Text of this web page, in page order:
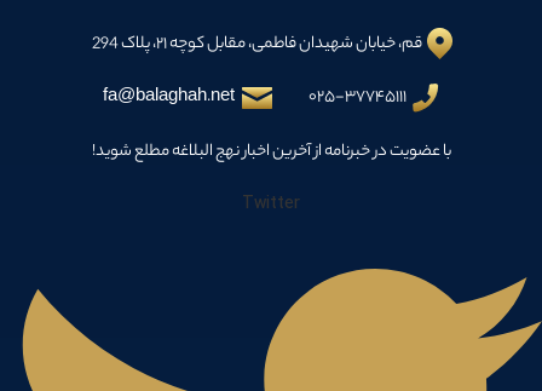
قم، خیابان شهیدان فاطمی، مقابل کوچه ۲۱، پلاک 294
۰۲۵-۳۷۷۴۵۱۱۱
fa@balaghah.net
با عضویت در خبرنامه از آخرین اخبار نهج البلاغه مطلع شوید!
Twitter